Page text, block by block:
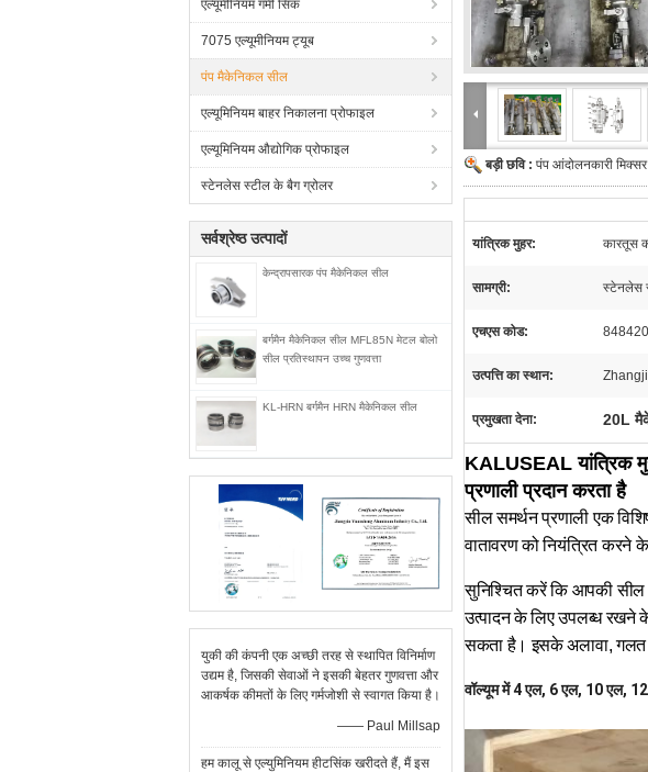
एल्यूमीनियम गर्मी सिंक
7075 एल्यूमीनियम ट्यूब
पंप मैकेनिकल सील
एल्यूमिनियम बाहर निकालना प्रोफाइल
एल्यूमिनियम औद्योगिक प्रोफाइल
स्टेनलेस स्टील के बैग ग्रोलर
सर्वश्रेष्ठ उत्पादों
केन्द्रापसारक पंप मैकेनिकल सील
बर्गमैन मैकेनिकल सील MFL85N मेटल बोलो
सील प्रतिस्थापन उच्च गुणवत्ता
KL-HRN बर्गमैन HRN मैकेनिकल सील
युकी की कंपनी एक अच्छी तरह से स्थापित विनिर्माण
उद्यम है, जिसकी सेवाओं ने इसकी बेहतर गुणवत्ता और
आकर्षक कीमतों के लिए गर्मजोशी से स्वागत किया है।
—— Paul Millsap
हम कालू से एल्युमिनियम हीटसिंक खरीदते हैं, मैं इस
बड़ी छवि : पंप आंदोलनकारी
यांत्रिक मुहर: कारतूस
सामग्री: स्टेनलेस
एचएस कोड:
उत्पत्ति का स्थान:
प्रमुखता देना: 20L
KALUSEAL यांत्रिक
प्रणाली प्रदान करता है
सील समर्थन प्रणाली एक
वातावरण को नियंत्रित करने
सुनिश्चित करें कि आपकी सील
उत्पादन के लिए उपलब्ध रखने
सकता है। इसके अलावा, गलत
वॉल्यूम में 4 एल, 6 एल, 10 एल,